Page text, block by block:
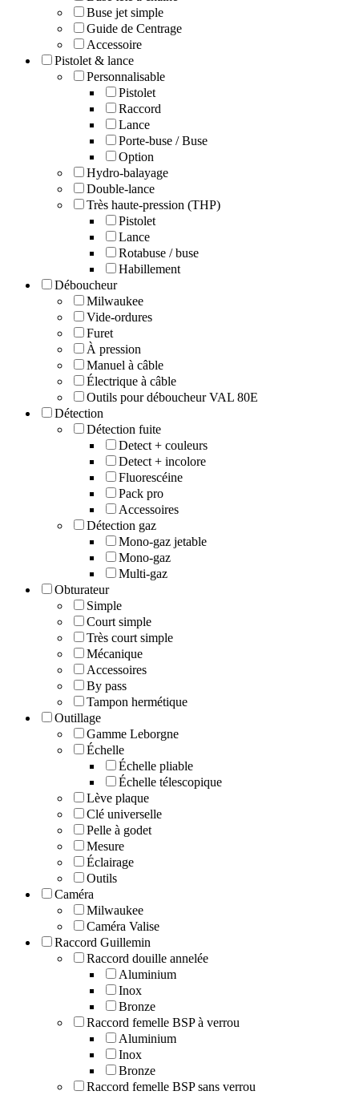
Buse jet simple
Guide de Centrage
Accessoire
Pistolet & lance
Personnalisable
Pistolet
Raccord
Lance
Porte-buse / Buse
Option
Hydro-balayage
Double-lance
Très haute-pression (THP)
Pistolet
Lance
Rotabuse / buse
Habillement
Déboucheur
Milwaukee
Vide-ordures
Furet
À pression
Manuel à câble
Électrique à câble
Outils pour déboucheur VAL 80E
Détection
Détection fuite
Detect + couleurs
Detect + incolore
Fluorescéine
Pack pro
Accessoires
Détection gaz
Mono-gaz jetable
Mono-gaz
Multi-gaz
Obturateur
Simple
Court simple
Très court simple
Mécanique
Accessoires
By pass
Tampon hermétique
Outillage
Gamme Leborgne
Échelle
Échelle pliable
Échelle télescopique
Lève plaque
Clé universelle
Pelle à godet
Mesure
Éclairage
Outils
Caméra
Milwaukee
Caméra Valise
Raccord Guillemin
Raccord douille annelée
Aluminium
Inox
Bronze
Raccord femelle BSP à verrou
Aluminium
Inox
Bronze
Raccord femelle BSP sans verrou